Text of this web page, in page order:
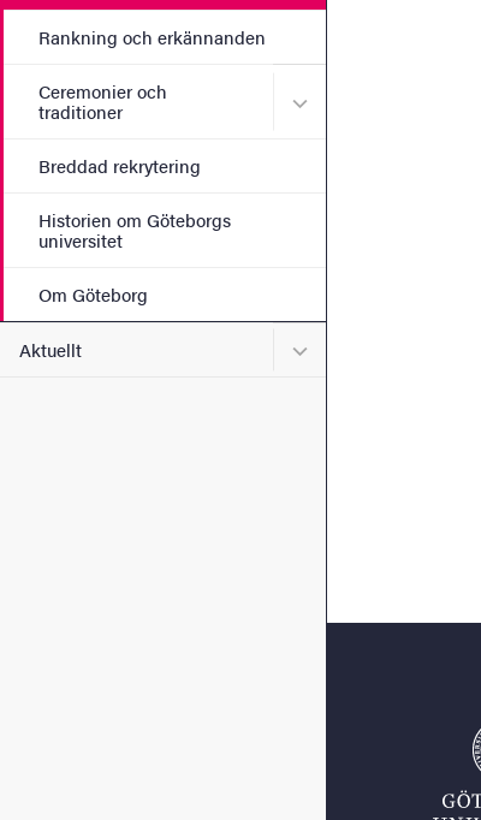
Rankning och erkännanden
Ceremonier och
traditioner
Undermeny för
Breddad rekrytering
Historien om Göteborgs
universitet
Om Göteborg
Aktuellt Undermeny för